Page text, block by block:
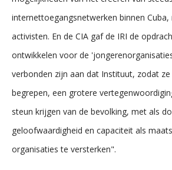
internettoegangsnetwerken binnen
activisten. En de CIA gaf de IRI de
ontwikkelen voor de
verbonden zijn aan dat Instituut, zodat
begrepen, een grotere
steun krijgen van de bevolking, met als
geloofwaardigheid en capaciteit als
organisaties te versterken".